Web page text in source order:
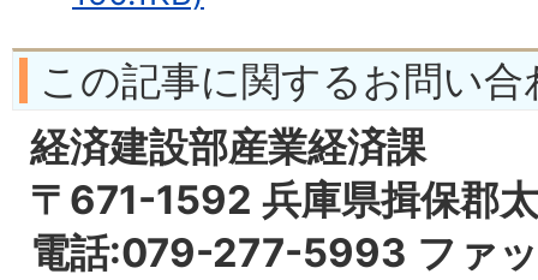
この記事に関するお問い合
経済建設部産業経済課
〒671-1592 兵庫県揖保郡
電話:079-277-5993 ファ